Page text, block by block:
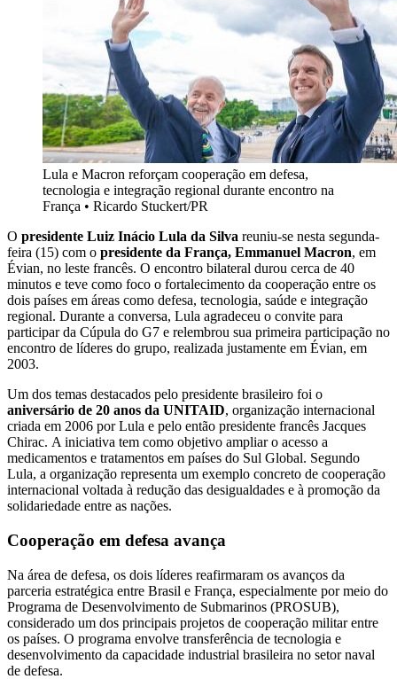
Lula e Macron reforçam cooperação em defesa,
tecnologia e integração regional durante encontro na
França • Ricardo Stuckert/PR
O presidente Luiz Inácio Lula da Silva reuniu-se nesta segunda-
feira (15) com o presidente da França, Emmanuel Macron, em
Évian, no leste francês. O encontro bilateral durou cerca de 40
minutos e teve como foco o fortalecimento da cooperação entre os
dois países em áreas como defesa, tecnologia, saúde e integração
regional. Durante a conversa, Lula agradeceu o convite para
participar da Cúpula do G7 e relembrou sua primeira participação no
encontro de líderes do grupo, realizada justamente em Évian, em
2003.
Um dos temas destacados pelo presidente brasileiro foi o
aniversário de 20 anos da UNITAID, organização internacional
criada em 2006 por Lula e pelo então presidente francês Jacques
Chirac. A iniciativa tem como objetivo ampliar o acesso a
medicamentos e tratamentos em países do Sul Global. Segundo
Lula, a organização representa um exemplo concreto de cooperação
internacional voltada à redução das desigualdades e à promoção da
solidariedade entre as nações.
Cooperação em defesa avança
Na área de defesa, os dois líderes reafirmaram os avanços da
parceria estratégica entre Brasil e França, especialmente por meio do
Programa de Desenvolvimento de Submarinos (PROSUB),
considerado um dos principais projetos de cooperação militar entre
os países. O programa envolve transferência de tecnologia e
desenvolvimento da capacidade industrial brasileira no setor naval
de defesa.